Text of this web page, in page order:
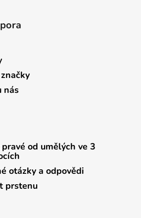
nás
od umělých ve 3
otázky a odpovědi
prstenu